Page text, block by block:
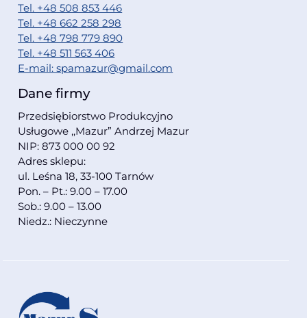
Tel. +48 508 853 446
Tel. +48 662 258 298
Tel. +48 798 779 890
Tel. +48 511 563 406
E-mail: spamazur@gmail.com
Dane firmy
Przedsiębiorstwo Produkcyjno
Usługowe ,,Mazur” Andrzej Mazur
NIP: 873 000 00 92
Adres sklepu:
ul. Leśna 18, 33-100 Tarnów
Pon. – Pt.: 9.00 – 17.00
Sob.: 9.00 – 13.00
Niedz.: Nieczynne